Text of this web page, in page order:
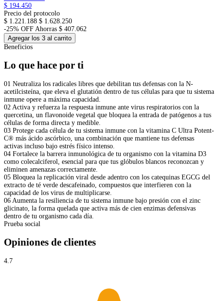
$ 194.450
Precio del protocolo
$ 1.221.188 $ 1.628.250
-25% OFF Ahorras $ 407.062
Agregar los 3 al carrito
Beneficios
Lo que hace por ti
01 Neutraliza los radicales libres que debilitan tus defensas con la N-
acetilcisteína, que eleva el glutatión dentro de tus células para que tu sistema
inmune opere a máxima capacidad.
02 Activa y refuerza la respuesta inmune ante virus respiratorios con la
quercetina, un flavonoide vegetal que bloquea la entrada de patógenos a tus
células de forma directa y medible.
03 Protege cada célula de tu sistema inmune con la vitamina C Ultra Potent-
C® más ácido ascórbico, una combinación que mantiene tus defensas
activas incluso bajo estrés físico intenso.
04 Fortalece la barrera inmunológica de tu organismo con la vitamina D3
como colecalciferol, esencial para que tus glóbulos blancos reconozcan y
eliminen amenazas correctamente.
05 Bloquea la replicación viral desde adentro con los catequinas EGCG del
extracto de té verde descafeinado, compuestos que interfieren con la
capacidad de los virus de multiplicarse.
06 Aumenta la resiliencia de tu sistema inmune bajo presión con el zinc
glicinato, la forma quelada que activa más de cien enzimas defensivas
dentro de tu organismo cada día.
Prueba social
Opiniones de clientes
4.7